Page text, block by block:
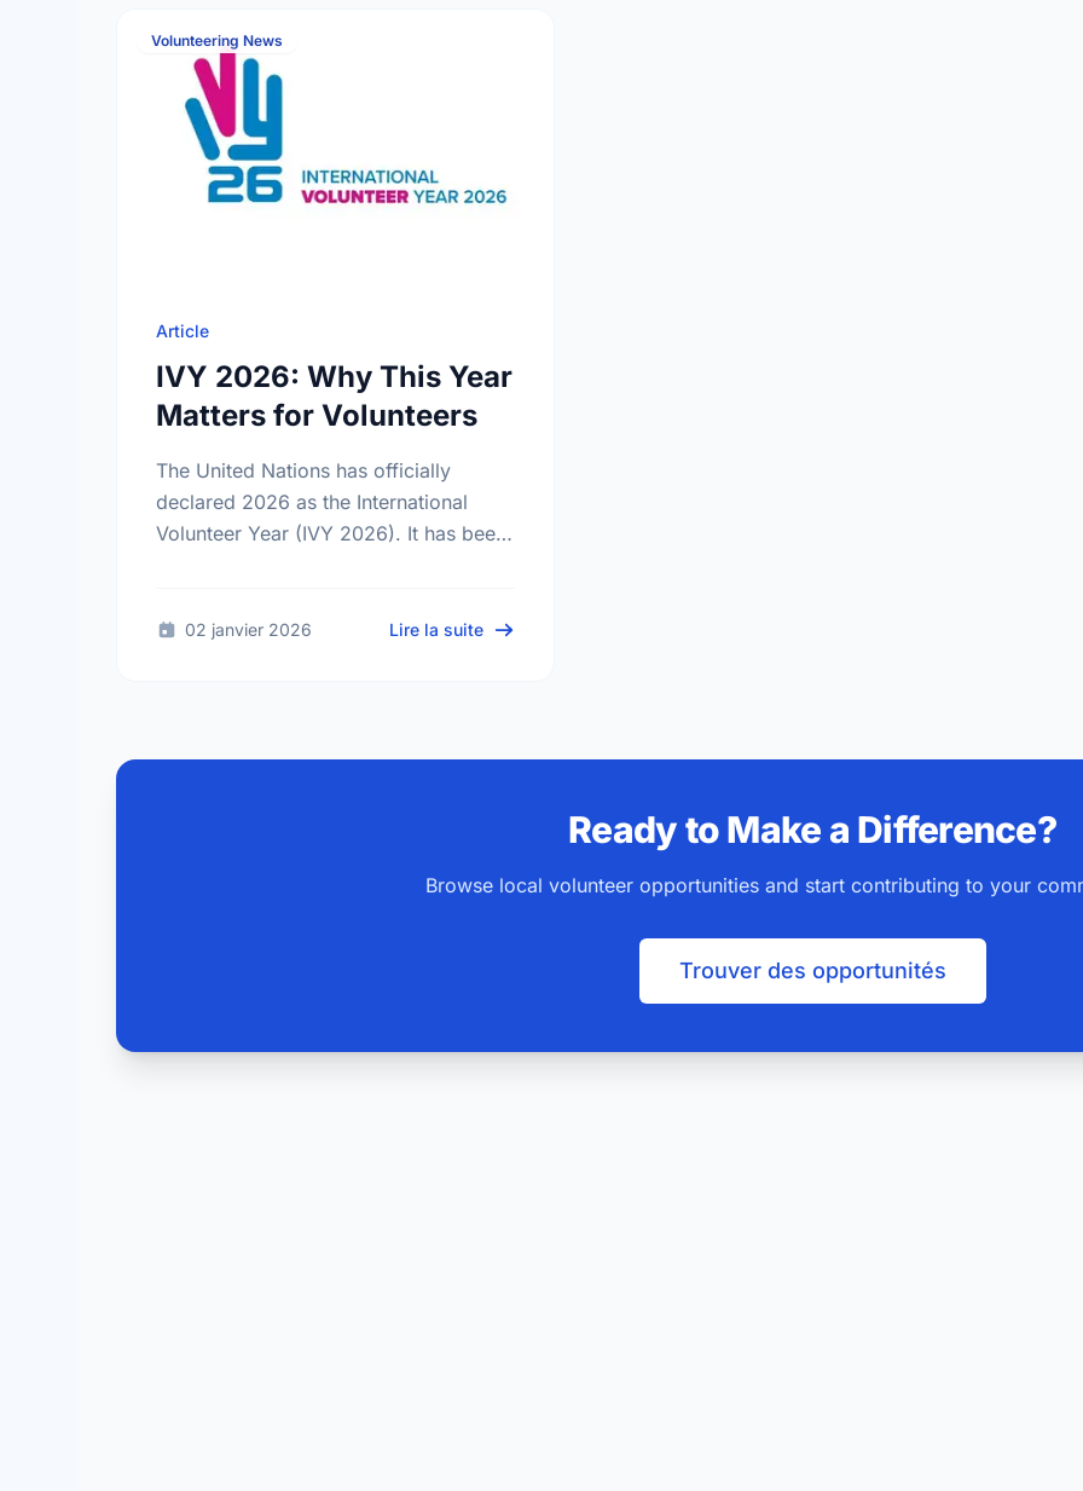
Volunteering News
Article
IVY 2026: Why This Year
Matters for Volunteers
The United Nations has officially
declared 2026 as the International
Volunteer Year (IVY 2026). It has been
what this …
02 janvier 2026 Lire la suite sur IVY 2026: Why This Year Matters for Volunteers
Ready to Make a Difference?
Browse local volunteer opportunities and start contributing to your
Trouver des opportunités